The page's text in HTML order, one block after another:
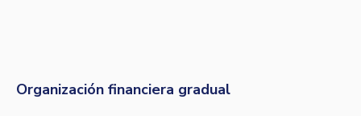
Organización financiera gradual